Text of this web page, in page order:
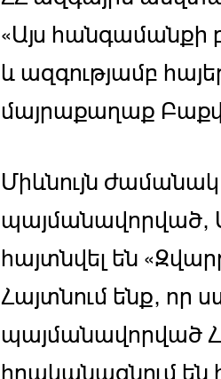
«Այս հանգամանքի
և ազգությամբ
մայրաքաղաք
Միևնույն
պայմանավորված,
հայտնվել են
Հայտնում ենք, որ
պայմանավորված